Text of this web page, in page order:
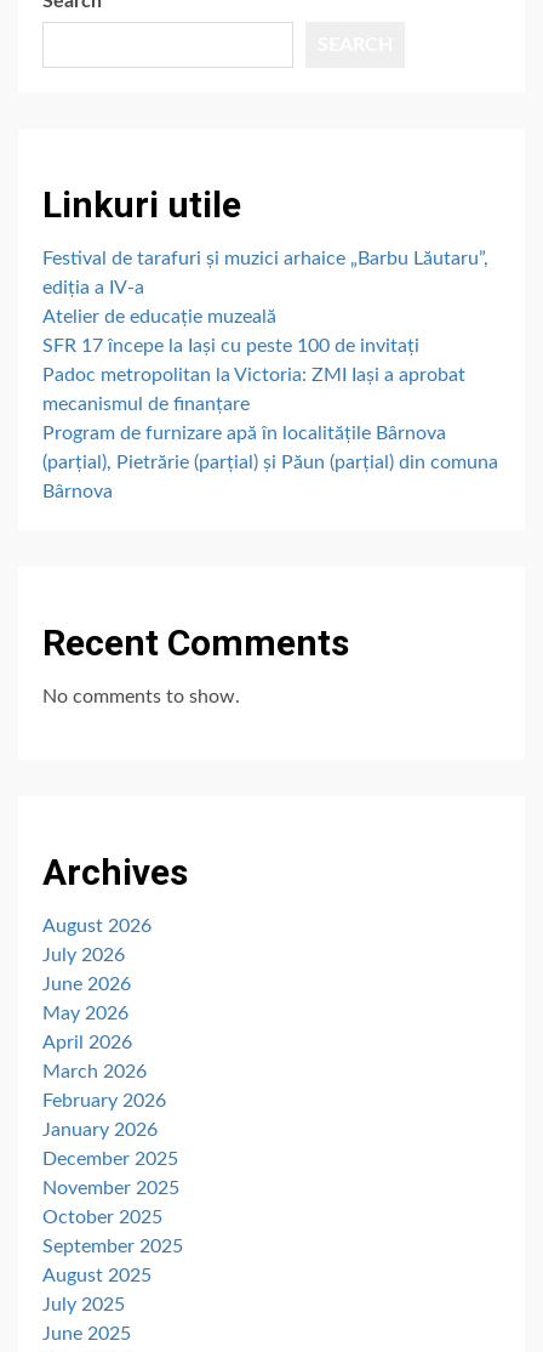
Linkuri utile
Festival de tarafuri și muzici arhaice „Barbu Lăutaru”,
ediția a IV-a
Atelier de educație muzeală
SFR 17 începe la Iași cu peste 100 de invitați
Padoc metropolitan la Victoria: ZMI Iași a aprobat
mecanismul de finanțare
Program de furnizare apă în localitățile Bârnova
(parțial), Pietrărie (parțial) și Păun (parțial) din comuna
Bârnova
Recent Comments
No comments to show.
Archives
August 2026
July 2026
June 2026
May 2026
April 2026
March 2026
February 2026
January 2026
December 2025
November 2025
October 2025
September 2025
August 2025
July 2025
June 2025